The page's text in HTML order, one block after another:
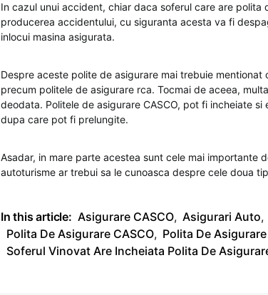
In cazul unui accident, chiar daca soferul care are polita
producerea accidentului, cu siguranta acesta va fi
inlocui masina asigurata.
Despre aceste polite de asigurare mai trebuie
precum politele de asigurare rca. Tocmai de aceea,
deodata. Politele de asigurare CASCO, pot fi incheiate
dupa care pot fi prelungite.
Asadar, in mare parte acestea sunt cele mai importante
autoturisme ar trebui sa le cunoasca despre cele doua
In this article: Asigurare CASCO, Asigurari Auto,
Polita De Asigurare CASCO, Polita De Asigurare
Soferul Vinovat Are Incheiata Polita De